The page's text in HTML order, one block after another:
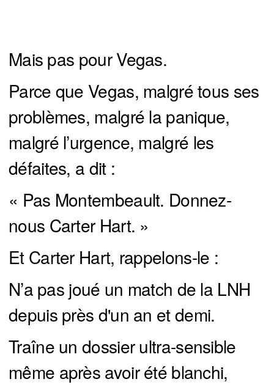
Mais pas pour Vegas.
Parce que Vegas, malgré tous ses
problèmes, malgré la panique,
malgré l’urgence, malgré les
défaites, a dit :
« Pas Montembeault. Donnez-
nous Carter Hart. »
Et Carter Hart, rappelons-le :
N’a pas joué un match de la LNH
depuis près d'un an et demi.
Traîne un dossier ultra-sensible
même après avoir été blanchi,